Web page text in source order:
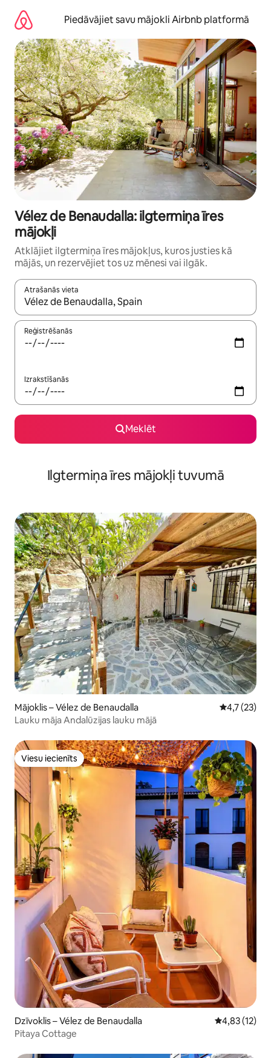
saturu
Piedāvājiet savu mājokli Airbnb platformā
Vélez de Benaudalla: ilgtermiņa īres
mājokļi
Atklājiet ilgtermiņa īres mājokļus, kuros justies kā
mājās, un rezervējiet tos uz mēnesi vai ilgāk.
Atrašanās vieta
Kad rezultāti kļūs pieejami, izmantojiet bultiņu uz augšu un
Reģistrēšanās
Izrakstīšanās
Meklēt
Ilgtermiņa īres mājokļi tuvumā
Mājoklis – Vélez de Benaudalla Vidējais
4,7 (23)
Lauku māja Andalūzijas lauku mājā
Viesu iecienīts
Viesu iecienīts
Dzīvoklis – Vélez de Benaudalla Vidējais
4,83 (12)
Pitaya Cottage